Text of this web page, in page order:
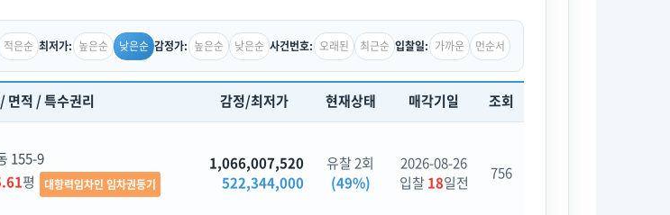
적은순 최저가: 높은순 낮은순 감정가: 높은순 낮은순 사건번호: 오래된 최근순 입찰일: 가까운 먼순서
면적 / 특수권리 감정/최저가 현재상태 매각기일 조회
155-9
평 대항력임차인 임차권등기
1,066,007,520
522,344,000
유찰 2회
(49%)
2026-08-26
입찰18일전 756